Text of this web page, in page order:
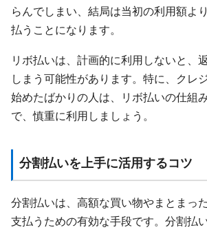
らんでしまい、結局は当初の利用額よ
払うことになります。
リボ払いは、計画的に利用しないと、
しまう可能性があります。特に、クレ
始めたばかりの人は、リボ払いの仕組
で、慎重に利用しましょう。
分割払いを上手に活用するコツ
分割払いは、高額な買い物やまとまっ
支払うための有効な手段です。分割払